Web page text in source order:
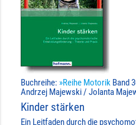
Buchreihe: »Reihe MotorikBand
Andrzej Majewski / Jolanta
Kinder stärken
Ein Leitfaden durch die